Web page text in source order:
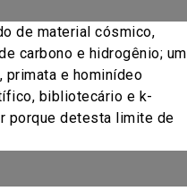
de material cósmico,
carbono e hidrogênio; um
primata e hominídeo
bibliotecário e k-
porque detesta limite de